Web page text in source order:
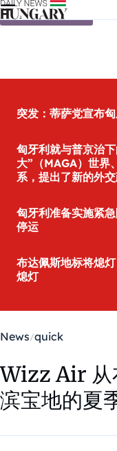
Skip to content
突发：蒂萨党宣布
匈牙利就与普京治
大”（MAGA）世界
系，提出了新的外
匈牙利准备实施紧
停运
布达佩斯地标将熄
熄灯
News quick
Wizz Air 从
滨宝地的夏